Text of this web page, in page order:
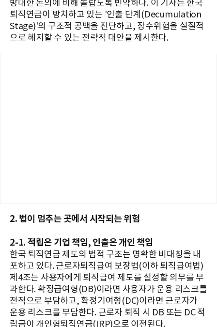
방대한 논의에 비해 놀랍도록 빈약하다. 이 기사는 한국
퇴직연금이 방치하고 있는 '인출 단계(Decumulation
Stage)'의 구조적 공백을 진단하고, 장수위험을 실질적
으로 헤지할 수 있는 전략적 대안을 제시한다.
2. 법이 멈추는 곳에서 시작되는 위험
2-1. 적립은 기업 책임, 인출은 개인 책임
한국 퇴직연금 제도의 법적 구조는 명확한 비대칭을 내
포하고 있다. 근로자퇴직급여 보장법(이하 퇴직급여법)
제4조는 사용자에게 퇴직급여 제도를 설정할 의무를 부
과한다. 확정급여형(DB)이라면 사용자가 운용 리스크를
전적으로 부담하고, 확정기여형(DC)이라면 근로자가
운용 리스크를 부담한다. 근로자 퇴직 시 DB 또는 DC 적
립금이 개인형퇴직연금(IRP)으로 이전된다.